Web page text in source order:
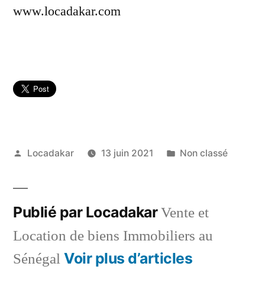
www.locadakar.com
Publié
Locadakar 13 juin 2021
Publié
Non classé
Publié par LocadakarVente et
Location de biens Immobiliers au
Sénégal Voir plus d’articles